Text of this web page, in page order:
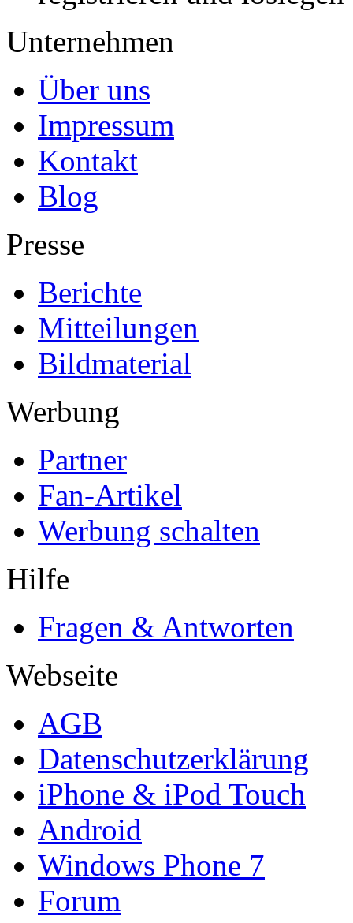
Unternehmen
Über uns
Impressum
Kontakt
Blog
Presse
Berichte
Mitteilungen
Bildmaterial
Werbung
Partner
Fan-Artikel
Werbung schalten
Hilfe
Fragen & Antworten
Webseite
AGB
Datenschutzerklärung
iPhone & iPod Touch
Android
Windows Phone 7
Forum